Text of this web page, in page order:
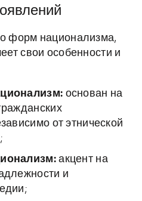
форм национализма,
свои особенности и
основан на
от этнической
акцент на
и